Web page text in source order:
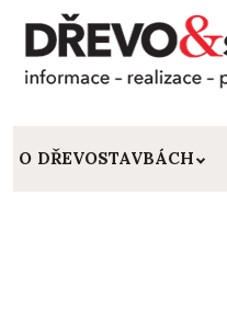
O DŘEVOSTAVBÁCH